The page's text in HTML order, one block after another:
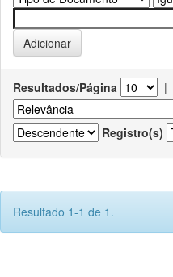
Resultados/Página |
Registro(s)
Resultado 1-1 de 1.